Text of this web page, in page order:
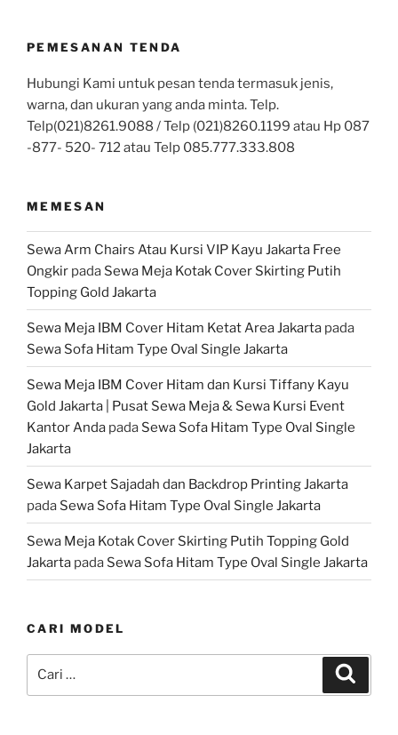
PEMESANAN TENDA
Hubungi Kami untuk pesan tenda termasuk jenis,
warna, dan ukuran yang anda minta. Telp.
Telp(021)8261.9088 / Telp (021)8260.1199 atau Hp 087
-877- 520- 712 atau Telp 085.777.333.808
MEMESAN
Sewa Arm Chairs Atau Kursi VIP Kayu Jakarta Free
Ongkir pada Sewa Meja Kotak Cover Skirting Putih
Topping Gold Jakarta
Sewa Meja IBM Cover Hitam Ketat Area Jakarta pada
Sewa Sofa Hitam Type Oval Single Jakarta
Sewa Meja IBM Cover Hitam dan Kursi Tiffany Kayu
Gold Jakarta | Pusat Sewa Meja & Sewa Kursi Event
Kantor Anda pada Sewa Sofa Hitam Type Oval Single
Jakarta
Sewa Karpet Sajadah dan Backdrop Printing Jakarta
pada Sewa Sofa Hitam Type Oval Single Jakarta
Sewa Meja Kotak Cover Skirting Putih Topping Gold
Jakarta pada Sewa Sofa Hitam Type Oval Single Jakarta
CARI MODEL
untuk: